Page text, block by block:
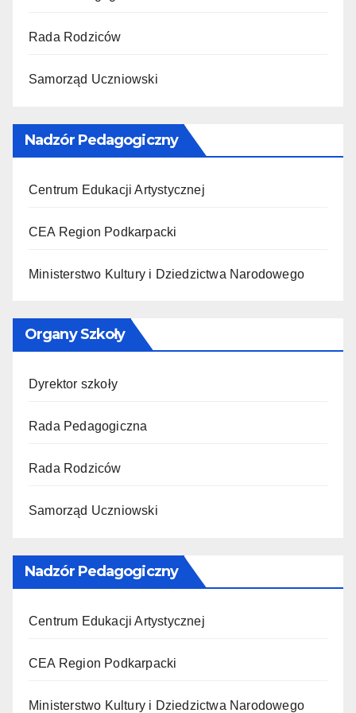
Rada Rodziców
Samorząd Uczniowski
Nadzór Pedagogiczny
Centrum Edukacji Artystycznej
CEA Region Podkarpacki
Ministerstwo Kultury i Dziedzictwa Narodowego
Organy Szkoły
Dyrektor szkoły
Rada Pedagogiczna
Rada Rodziców
Samorząd Uczniowski
Nadzór Pedagogiczny
Centrum Edukacji Artystycznej
CEA Region Podkarpacki
Ministerstwo Kultury i Dziedzictwa Narodowego